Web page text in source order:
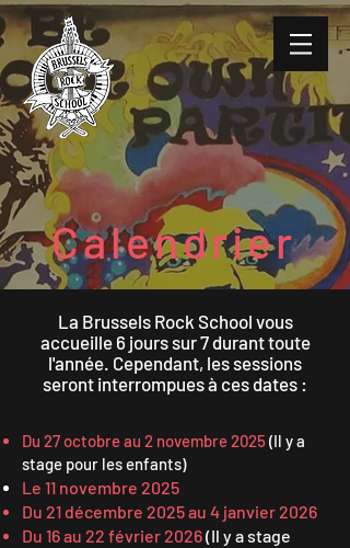
Calendrier
La Brussels Rock School vous
accueille 6 jours sur 7 durant toute
l'année. Cependant, les sessions
seront interrompues à ces dates :
Du 27 octobre au 2 novembre 2025(Il y a
stage pour les enfants)
Le 11 novembre 2025
Du 21 décembre 2025​ au 4 janvier 2026
Du 16 au 22 février 2026(Il y a stage